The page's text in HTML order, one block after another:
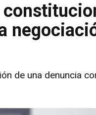
de una denuncia